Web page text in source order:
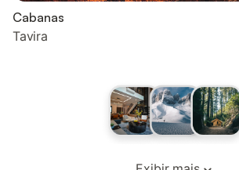
Cabanas
Tavira